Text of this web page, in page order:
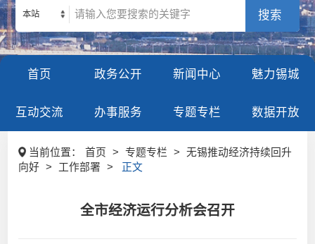
本站
首页 政务公开 新闻中心 魅力锡城
互动交流 办事服务 专题专栏 数据开放
当前位置： 首页 > 专题专栏 >
无锡推动经济持续回升
向好 > 工作部署 > 正文
全市经济运行分析会召开